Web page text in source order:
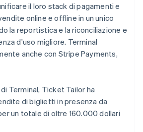
il loro stack di pagamenti e
online e offline in un unico
la reportistica e la riconciliazione e
d'uso migliore. Terminal
anche con Stripe Payments,
Terminal, Ticket Tailor ha
di biglietti in presenza da
un totale di oltre 160.000 dollari